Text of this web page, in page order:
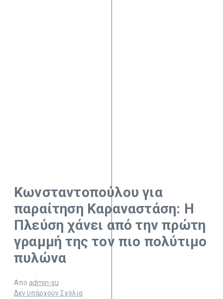
Κωνσταντοπούλου για
παραίτηση Καραναστάση: Η
Πλεύση χάνει από την πρώτη
γραμμή της τον πιο πολύτιμο
πυλώνα
Από admin-su
Δεν υπάρχουν Σχόλια